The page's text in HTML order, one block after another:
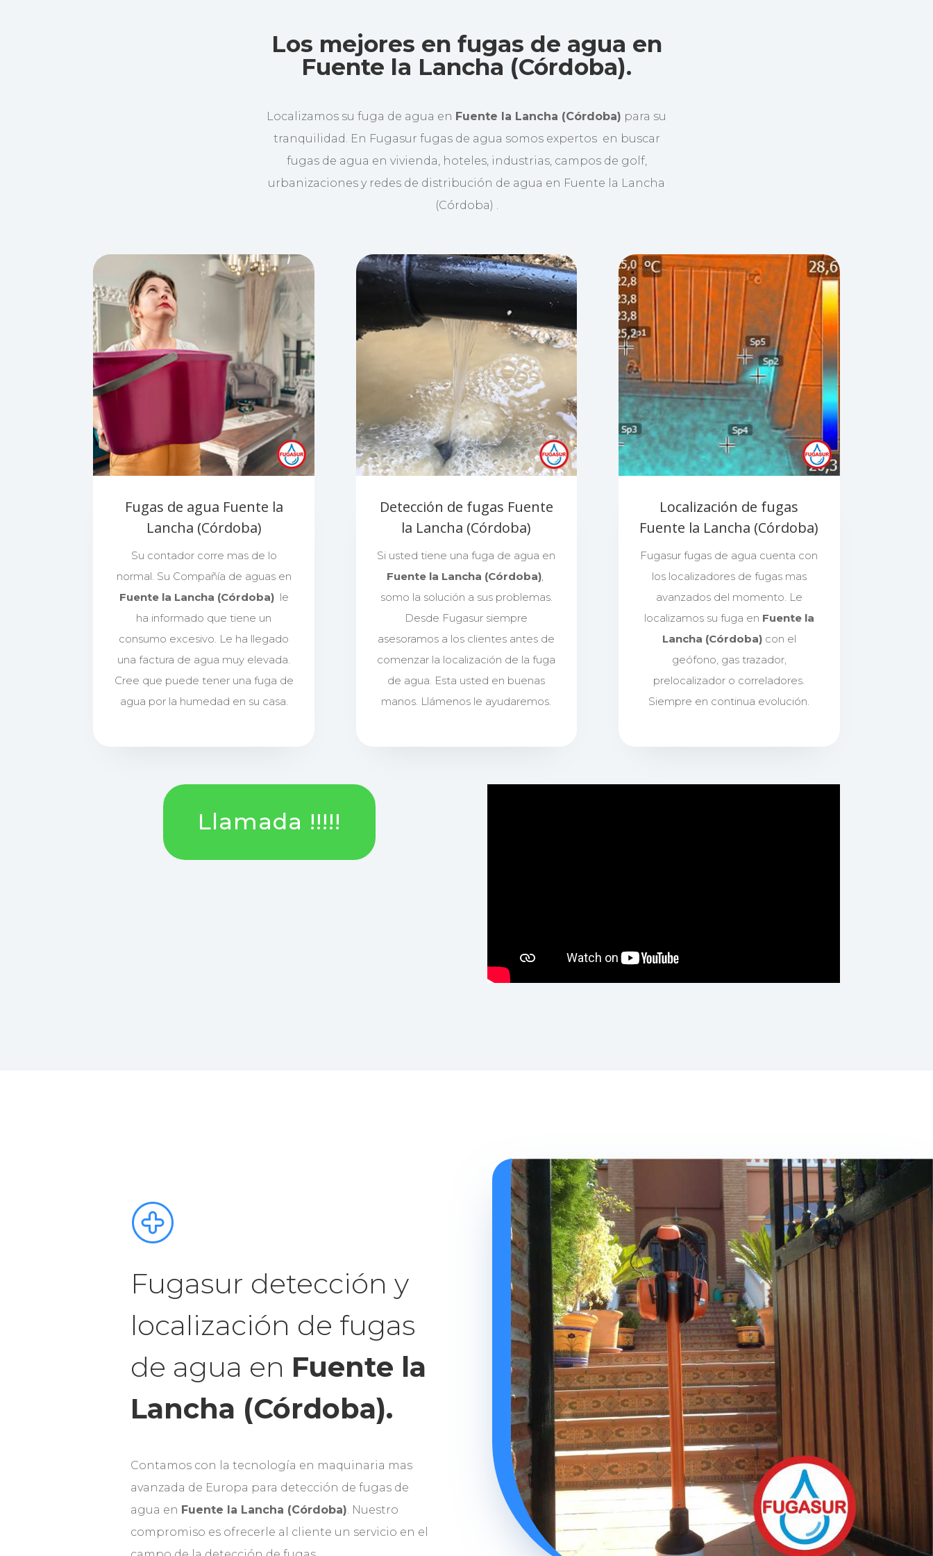
Los mejores en fugas de agua en
Fuente la Lancha (Córdoba).
Localizamos su fuga de agua en Fuente la Lancha (Córdoba) para su
tranquilidad. En Fugasur fugas de agua somos expertos en buscar
fugas de agua en vivienda, hoteles, industrias, campos de golf,
urbanizaciones y redes de distribución de agua en Fuente la Lancha
(Córdoba) .
Fugas de agua Fuente la
Lancha (Córdoba)
Su contador corre mas de lo
normal. Su Compañía de aguas en
Fuente la Lancha (Córdoba)le
ha informado que tiene un
consumo excesivo. Le ha llegado
una factura de agua muy elevada.
Cree que puede tener una fuga de
agua por la humedad en su casa.
Detección de fugas Fuente
la Lancha (Córdoba)
Si usted tiene una fuga de agua en
Fuente la Lancha (Córdoba),
somo la solución a sus problemas.
Desde Fugasur siempre
asesoramos a los clientes antes de
comenzar la localización de la fuga
de agua. Esta usted en buenas
manos. Llámenos le ayudaremos.
Localización de fugas
Fuente la Lancha (Córdoba)
Fugasur fugas de agua cuenta con
los localizadores de fugas mas
avanzados del momento. Le
localizamos su fuga en Fuente la
Lancha (Córdoba)con el
geófono, gas trazador,
prelocalizador o correladores.
Siempre en continua evolución.
Llamada !!!!!
Fugasur detección y
localización de fugas
de agua en Fuente la
Lancha (Córdoba).
Contamos con la tecnología en maquinaria mas
avanzada de Europa para detección de fugas de
agua en Fuente la Lancha (Córdoba). Nuestro
compromiso es ofrecerle al cliente un servicio en el